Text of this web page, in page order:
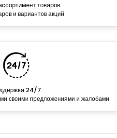
товаров
и вариантов акций
24/7
своими предложениями и жалобами